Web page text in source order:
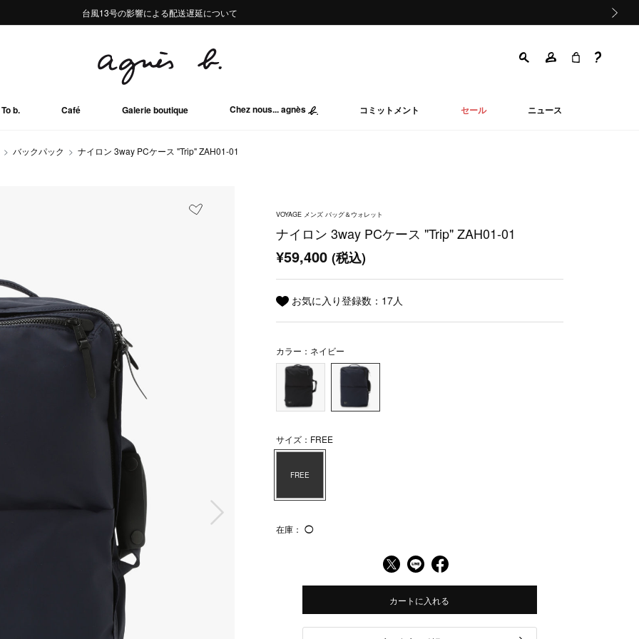
熊本地域地震の影響による配送遅延について
Summer Sale 2buy10%OFF!!
台風13号の影響による配送遅延について
熊本地域地震の影響による配送遅延について
Summer Sale 2buy10%OFF!!
To b. Café Galerie boutique Chez nous... agnès コミットメント セール ニュース
バックパック ナイロン 3way PCケース "Trip" ZAH01-01
VOYAGE メンズ バッグ＆ウォレット
ナイロン 3way PCケース "Trip" ZAH01-01
¥59,400(税込)
お気に入り登録数： 17人
カラー：ネイビー
サイズ：FREE
FREE
在庫： ◯
カートに入れる